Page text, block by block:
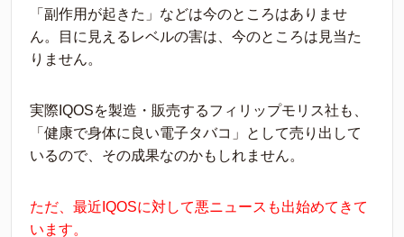
「副作用が起きた」などは今のところはありませ
ん。目に見えるレベルの害は、今のところは見当た
りません。
実際IQOSを製造・販売するフィリップモリス社も、
「健康で身体に良い電子タバコ」として売り出して
いるので、その成果なのかもしれません。
ただ、最近IQOSに対して悪ニュースも出始めてきて
います。